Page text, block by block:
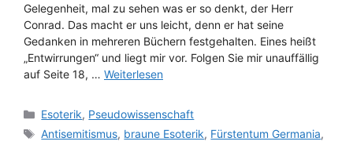
Gelegenheit, mal zu sehen was er so denkt, der Herr
Conrad. Das macht er uns leicht, denn er hat seine
Gedanken in mehreren Büchern festgehalten. Eines heißt
„Entwirrungen“ und liegt mir vor. Folgen Sie mir unauffällig
auf Seite 18, … Weiterlesen
Kategorien
Esoterik, Pseudowissenschaft
Schlagwörter
Antisemitismus, braune Esoterik, Fürstentum Germania,